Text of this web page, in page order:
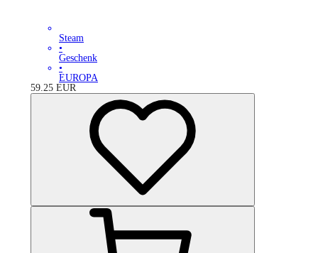
Steam
•
Geschenk
•
EUROPA
59.25 EUR